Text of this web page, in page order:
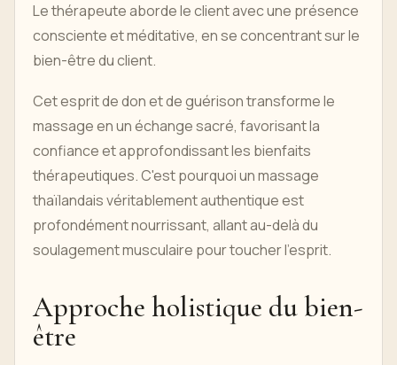
Le thérapeute aborde le client avec une présence
consciente et méditative, en se concentrant sur le
bien-être du client.
Cet esprit de don et de guérison transforme le
massage en un échange sacré, favorisant la
confiance et approfondissant les bienfaits
thérapeutiques. C'est pourquoi un massage
thaïlandais véritablement authentique est
profondément nourrissant, allant au-delà du
soulagement musculaire pour toucher l'esprit.
Approche holistique du bien-
être